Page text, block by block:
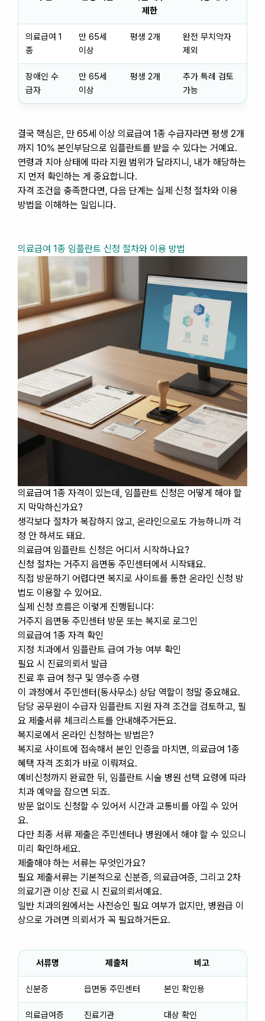
제한
의료급여 1
종
만 65세
이상
평생 2개
완전 무치악자
제외
장애인 수
급자
만 65세
이상
평생 2개
추가 특례 검토
가능
결국 핵심은, 만 65세 이상 의료급여 1종 수급자라면 평생 2개
까지 10% 본인부담으로 임플란트를 받을 수 있다는 거예요.
연령과 치아 상태에 따라 지원 범위가 달라지니, 내가 해당하는
지 먼저 확인하는 게 중요합니다.
자격 조건을 충족한다면, 다음 단계는 실제 신청 절차와 이용
방법을 이해하는 일입니다.
의료급여 1종 임플란트 신청 절차와 이용 방법
의료급여 1종 자격이 있는데, 임플란트 신청은 어떻게 해야 할
지 막막하신가요?
생각보다 절차가 복잡하지 않고, 온라인으로도 가능하니까 걱
정 안 하셔도 돼요.
의료급여 임플란트 신청은 어디서 시작하나요?
신청 절차는 거주지 읍면동 주민센터에서 시작돼요.
직접 방문하기 어렵다면 복지로 사이트를 통한 온라인 신청 방
법도 이용할 수 있어요.
실제 신청 흐름은 이렇게 진행됩니다:
거주지 읍면동 주민센터 방문 또는 복지로 로그인
의료급여 1종 자격 확인
지정 치과에서 임플란트 급여 가능 여부 확인
필요 시 진료의뢰서 발급
진료 후 급여 청구 및 영수증 수령
이 과정에서 주민센터(동사무소) 상담 역할이 정말 중요해요.
담당 공무원이 수급자 임플란트 지원 자격 조건을 검토하고, 필
요 제출서류 체크리스트를 안내해주거든요.
복지로에서 온라인 신청하는 방법은?
복지로 사이트에 접속해서 본인 인증을 마치면, 의료급여 1종
혜택 자격 조회가 바로 이뤄져요.
예비신청까지 완료한 뒤, 임플란트 시술 병원 선택 요령에 따라
치과 예약을 잡으면 되죠.
방문 없이도 신청할 수 있어서 시간과 교통비를 아낄 수 있어
요.
다만 최종 서류 제출은 주민센터나 병원에서 해야 할 수 있으니
미리 확인하세요.
제출해야 하는 서류는 무엇인가요?
필요 제출서류는 기본적으로 신분증, 의료급여증, 그리고 2차
의료기관 이상 진료 시 진료의뢰서예요.
일반 치과의원에서는 사전승인 필요 여부가 없지만, 병원급 이
상으로 가려면 의뢰서가 꼭 필요하거든요.
서류명 제출처 비고
신분증 읍면동 주민센터 본인 확인용
의료급여증 진료기관 대상 확인